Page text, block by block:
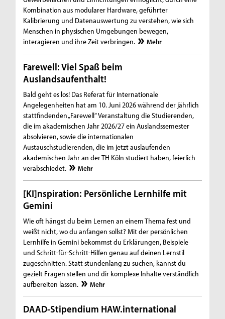
Kombination aus modularer Hardware, geführter
Kalibrierung und Datenauswertung zu verstehen, wie sich
Menschen in physischen Umgebungen bewegen,
interagieren und ihre Zeit verbringen.
Mehr
Farewell: Viel Spaß beim
Auslandsaufenthalt!
Bald geht es los! Das Referat für Internationale
Angelegenheiten hat am 10. Juni 2026 während der jährlich
stattfindenden „Farewell“ Veranstaltung die Studierenden,
die im akademischen Jahr 2026/27 ein Auslandssemester
absolvieren, sowie die internationalen
Austauschstudierenden, die im jetzt auslaufenden
akademischen Jahr an der TH Köln studiert haben, feierlich
verabschiedet.
Mehr
[KI]nspiration: Persönliche Lernhilfe mit
Gemini
Wie oft hängst du beim Lernen an einem Thema fest und
weißt nicht, wo du anfangen sollst? Mit der persönlichen
Lernhilfe in Gemini bekommst du Erklärungen, Beispiele
und Schritt-für-Schritt-Hilfen genau auf deinen Lernstil
zugeschnitten. Statt stundenlang zu suchen, kannst du
gezielt Fragen stellen und dir komplexe Inhalte verständlich
aufbereiten lassen.
Mehr
DAAD-Stipendium HAW.international